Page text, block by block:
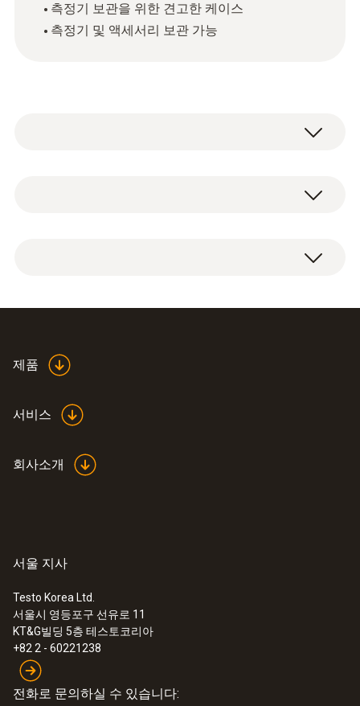
측정기 보관을 위한 견고한 케이스
측정기 및 액세서리 보관 가능
검적색
:0563 1550
testo 550 - 디지털 매니폴드 게이지(BT)
제품
서비스
회사소개
서울 지사
Testo Korea Ltd.
서울시 영등포구 선유로 11
KT&G빌딩 5층 테스토코리아
+82 2 - 60221238
전화로 문의하실 수 있습니다: